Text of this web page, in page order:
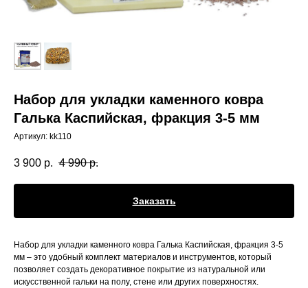
Набор для укладки каменного ковра
Галька Каспийская, фракция 3-5 мм
Артикул: kk110
3 900 р. 4 990 р.
Заказать
Набор для укладки каменного ковра Галька Каспийская, фракция 3-5
мм – это удобный комплект материалов и инструментов, который
позволяет создать декоративное покрытие из натуральной или
искусственной гальки на полу, стене или других поверхностях.